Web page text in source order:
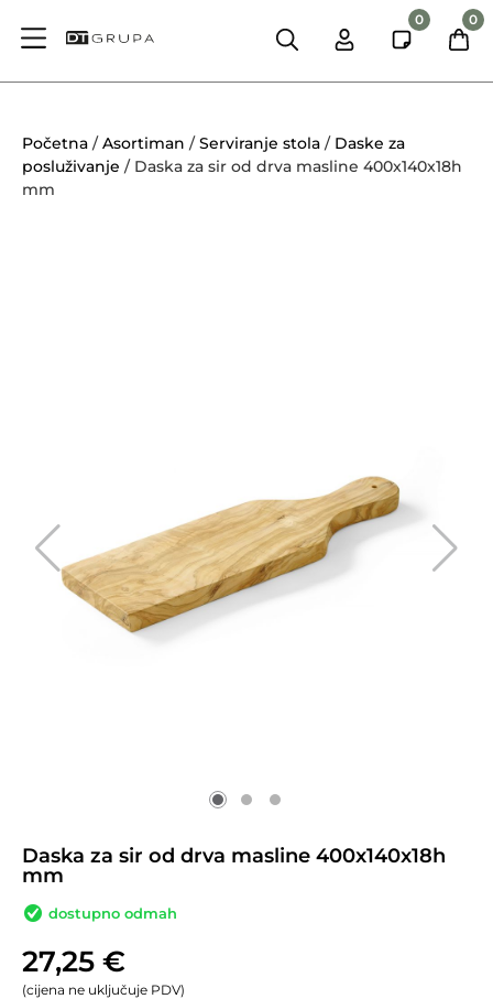
0 0
Početna /Asortiman /Serviranje stola / Daske za
posluživanje / Daska za sir od drva masline 400x140x18h
mm
Daska za sir od drva masline 400x140x18h
mm
dostupno odmah
27,25 €
(cijena ne uključuje PDV)